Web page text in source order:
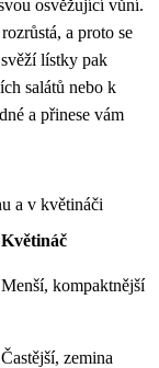
osvěžující vůní.
a proto se
lístky pak
salátů nebo k
a přinese vám
a v květináči
Květináč
Menší, kompaktnější
Častější, zemina